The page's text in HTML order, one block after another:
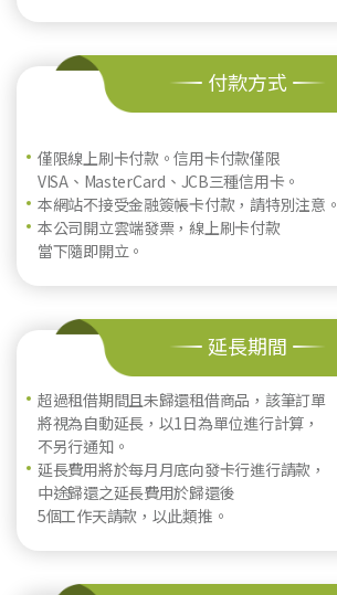
付款方式
僅限線上刷卡付款。信用卡付款僅限
VISA、MasterCard、JCB三種信用卡。
本網站不接受金融簽帳卡付款，請特別注意。
本公司開立雲端發票，線上刷卡付款
當下隨即開立。
延長期間
超過租借期間且未歸還租借商品，該筆訂單
將視為自動延長，以1日為單位進行計算，
不另行通知。
延長費用將於每月月底向發卡行進行請款，
中途歸還之延長費用於歸還後
5個工作天請款，以此類推。